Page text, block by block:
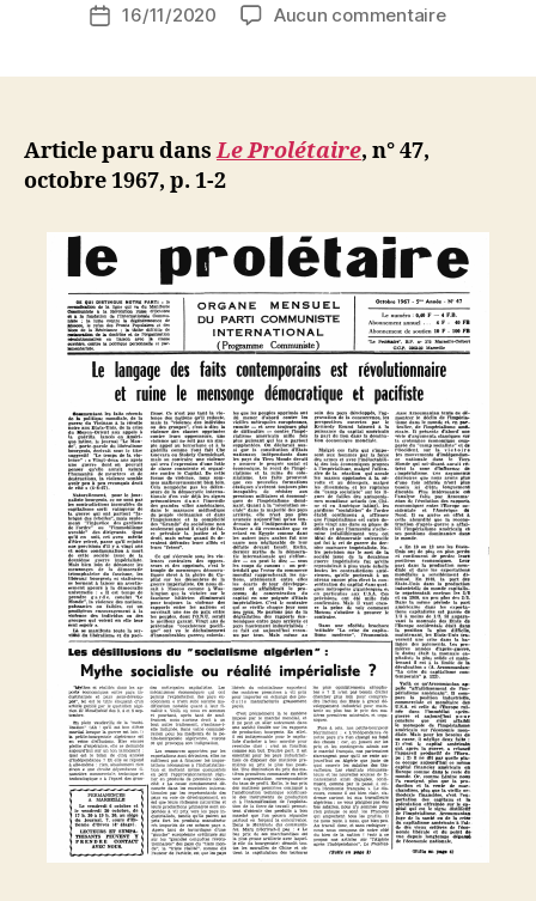
de
N
Date16/11/2020 Aucun commentairesur
ou
réalité
?
Article paru dansLe Prolétaire, n° 47,
octobre 1967, p. 1-2